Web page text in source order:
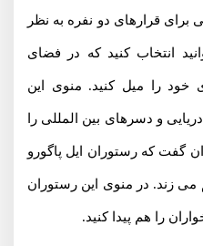
برای قرارهای دو نفره به نظر
انتخاب کنید که در فضای
خود را میل کنید. منوی این
استیک ٬ غذاهای دریایی و دسرهای بین المللی را
گفت که رستوران ایل پاگورو
می زند. در منوی این رستوران
را هم پیدا کنید.